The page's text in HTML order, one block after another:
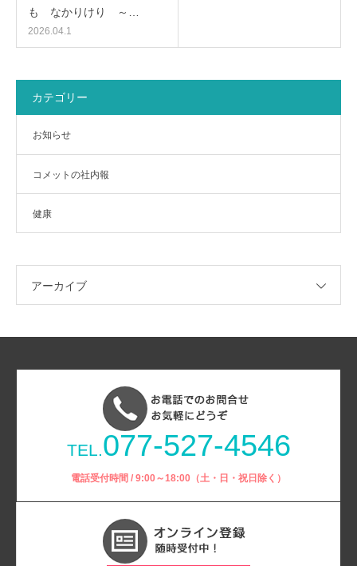
も なかりけり ～…
2026.04.1
カテゴリー
お知らせ
コメットの社内報
健康
アーカイブ
TEL.077-527-4546
電話受付時間 / 9:00～18:00（土・日・祝日除く）